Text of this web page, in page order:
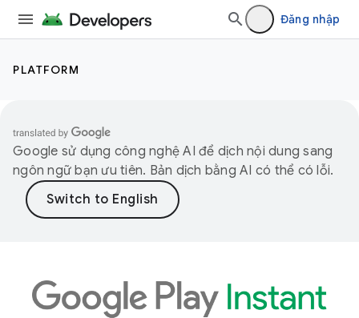
Đăng nhập
PLATFORM
Google sử dụng công nghệ AI để dịch nội dung sang
ngôn ngữ bạn ưu tiên. Bản dịch bằng AI có thể có lỗi.